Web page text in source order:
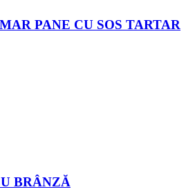
PANE CU SOS TARTAR
BRÂNZĂ